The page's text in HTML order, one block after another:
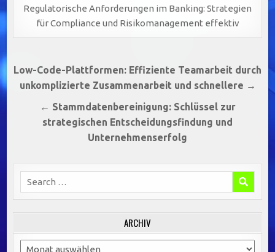
Regulatorische Anforderungen im Banking: Strategien
für Compliance und Risikomanagement effektiv
Beitragsnavigation
Low-Code-Plattformen: Effiziente Teamarbeit durch
unkomplizierte Zusammenarbeit und schnellere →
← Stammdatenbereinigung: Schlüssel zur
strategischen Entscheidungsfindung und
Unternehmenserfolg
Search
for:
ARCHIV
Archiv